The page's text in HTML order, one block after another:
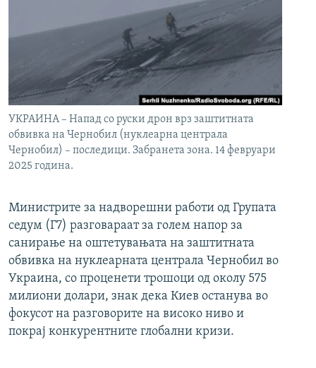
УКРАИНА – Напад со руски дрон врз заштитната
обвивка на Чернобил (нуклеарна централа
Чернобил) – последици. Забранета зона. 14 февруари
2025 година.
Министрите за надворешни работи од Групата
седум (Г7) разговараат за голем напор за
санирање на оштетувањата на заштитната
обвивка на нуклеарната централа Чернобил во
Украина, со проценети трошоци од околу 575
милиони долари, знак дека Киев останува во
фокусот на разговорите на високо ниво и
покрај конкурентните глобални кризи.